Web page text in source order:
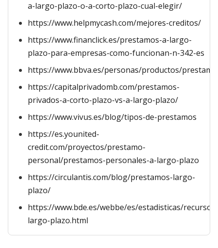
a-largo-plazo-o-a-corto-plazo-cual-elegir/
https://www.helpmycash.com/mejores-creditos/
https://www.financlick.es/prestamos-a-largo-
plazo-para-empresas-como-funcionan-n-342-es
https://www.bbva.es/personas/productos/
https://capitalprivadomb.com/prestamos-
privados-a-corto-plazo-vs-a-largo-plazo/
https://www.vivus.es/blog/tipos-de-prestamos
https://es.younited-
credit.com/proyectos/prestamo-
personal/prestamos-personales-a-largo-plazo
https://circulantis.com/blog/prestamos-largo-
plazo/
https://www.bde.es/webbe/es/estadisticas/
largo-plazo.html